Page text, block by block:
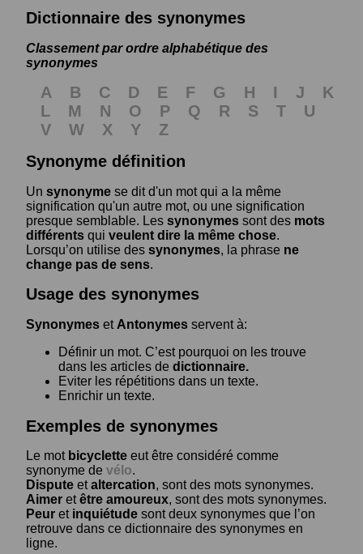
Dictionnaire des synonymes
Classement par ordre alphabétique des
synonymes
A B C D E F G H I J
K
L
M N O P Q R S T
U
V
W X Y
Z
Synonyme définition
Un synonyme se dit d'un mot qui a la même
signification qu'un autre mot, ou une signification
presque semblable. Les synonymes sont des mots
différents qui veulent dire la même chose.
Lorsqu’on utilise des synonymes, la phrase ne
change pas de sens.
Usage des synonymes
Synonymes et Antonymes servent à:
Définir un mot. C’est pourquoi on les trouve
dans les articles de dictionnaire.
Eviter les répétitions dans un texte.
Enrichir un texte.
Exemples de synonymes
Le mot bicyclette eut être considéré comme
synonyme de vélo.
Dispute etaltercation, sont des mots synonymes.
Aimer etêtre amoureux, sont des mots synonymes.
Peur et inquiétude sont deux synonymes que l’on
retrouve dans ce dictionnaire des synonymes en
ligne.